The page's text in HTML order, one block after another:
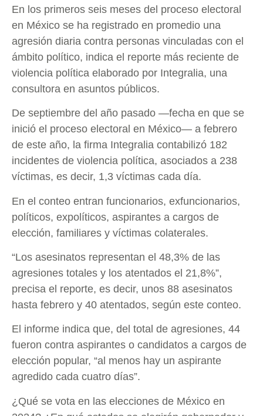
En los primeros seis meses del proceso electoral
en México se ha registrado en promedio una
agresión diaria contra personas vinculadas con el
ámbito político, indica el reporte más reciente de
violencia política elaborado por Integralia, una
consultora en asuntos públicos.
De septiembre del año pasado —fecha en que se
inició el proceso electoral en México— a febrero
de este año, la firma Integralia contabilizó 182
incidentes de violencia política, asociados a 238
víctimas, es decir, 1,3 víctimas cada día.
En el conteo entran funcionarios, exfuncionarios,
políticos, expolíticos, aspirantes a cargos de
elección, familiares y víctimas colaterales.
“Los asesinatos representan el 48,3% de las
agresiones totales y los atentados el 21,8%”,
precisa el reporte, es decir, unos 88 asesinatos
hasta febrero y 40 atentados, según este conteo.
El informe indica que, del total de agresiones, 44
fueron contra aspirantes o candidatos a cargos de
elección popular, “al menos hay un aspirante
agredido cada cuatro días”.
¿Qué se vota en las elecciones de México en